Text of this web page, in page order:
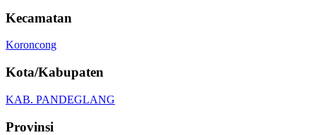
Kecamatan
Koroncong
Kota/Kabupaten
KAB. PANDEGLANG
Provinsi